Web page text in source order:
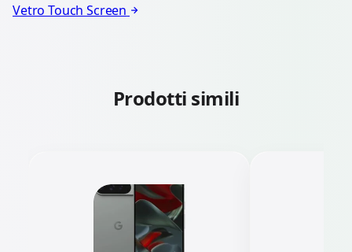
Vetro Touch Screen
Prodotti simili